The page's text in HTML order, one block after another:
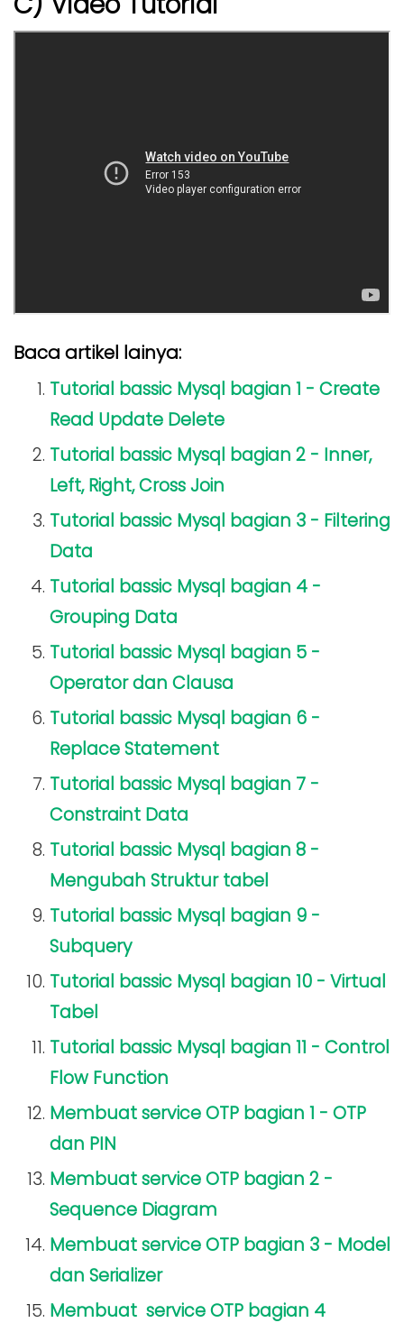
Baca artikel lainya:
Tutorial bassic Mysql bagian 1 - Create
Read Update Delete
Tutorial bassic Mysql bagian 2 - Inner,
Left, Right, Cross Join
Tutorial bassic Mysql bagian 3 - Filtering
Data
Tutorial bassic Mysql bagian 4 -
Grouping Data
Tutorial bassic Mysql bagian 5 -
Operator dan Clausa
Tutorial bassic Mysql bagian 6 -
Replace Statement
Tutorial bassic Mysql bagian 7 -
Constraint Data
Tutorial bassic Mysql bagian 8 -
Mengubah Struktur tabel
Tutorial bassic Mysql bagian 9 -
Subquery
Tutorial bassic Mysql bagian 10 - Virtual
Tabel
Tutorial bassic Mysql bagian 11 - Control
Flow Function
Membuat service OTP bagian 1 - OTP
dan PIN
Membuat service OTP bagian 2 -
Sequence Diagram
Membuat service OTP bagian 3 - Model
dan Serializer
Membuat service OTP bagian 4